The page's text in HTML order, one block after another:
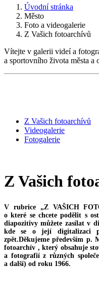
Úvodní stránka
Město
Foto a videogalerie
Z Vašich fotoarchívů
Vítejte v galerii videí a
a sportovního života města a
Z Vašich fotoarchívů
Videogalerie
Fotogalerie
Z Vašich
V rubrice „Z VAŠICH
o které se chcete podělit s
diapozitivy můžete zasílat v
kde se o její digitalizaci
zpět.Děkujeme především p.
fotoarchív , který obsahuje
a fotografií z různých
a další) od roku 1966.